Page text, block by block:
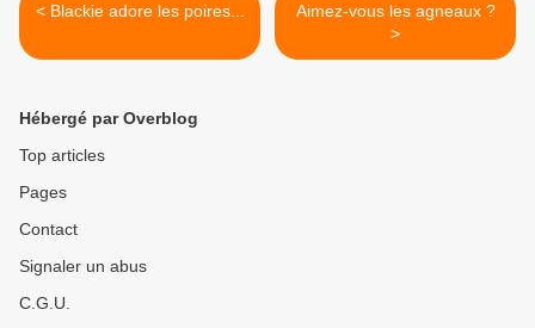
< Blackie adore les poires...
Aimez-vous les agneaux ?
>
Hébergé par Overblog
Top articles
Pages
Contact
Signaler un abus
C.G.U.